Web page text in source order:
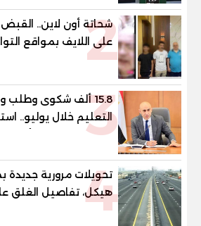
2
شحاتة أون لاين..
على اللايف بمواقع
315.8 ألف شكوى وطلب
التعليم خلال يوليو..
لشكاوى الطلاب وأولياء
4
تحويلات مرورية
هيكل، تفاصيل الغلق